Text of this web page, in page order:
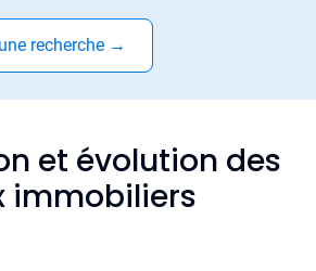
recherche →
et évolution des
immobiliers